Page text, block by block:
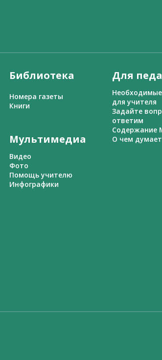
Библиотека
Номера газеты
Книги
Мультимедиа
Видео
Фото
Помощь учителю
Инфографики
Для
для учителя
Задайте
ответим
Содержание
О чем